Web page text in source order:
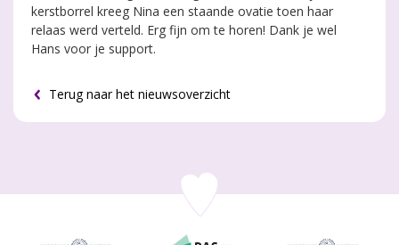
kerstborrel kreeg Nina een staande ovatie toen haar
relaas werd verteld. Erg fijn om te horen! Dank je wel
Hans voor je support.
Terug naar het nieuwsoverzicht